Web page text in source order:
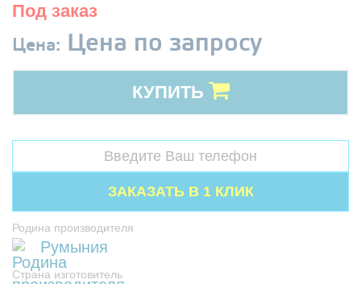
Под заказ
Цена: Цена по запросу
КУПИТЬ
Родина производителя
Румыния
Страна изготовитель